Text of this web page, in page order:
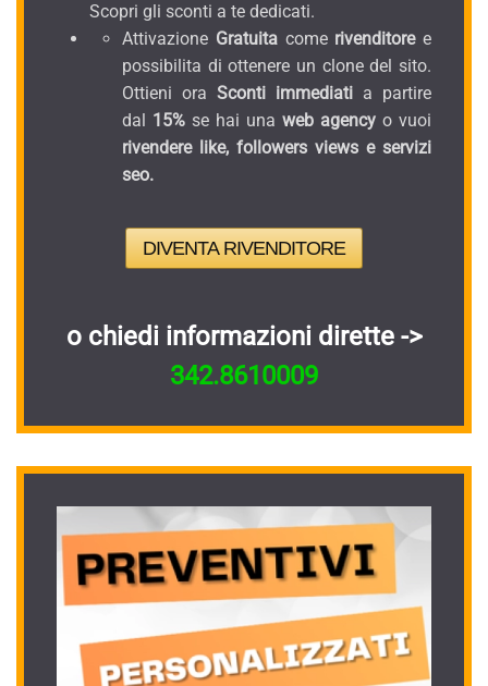
Scopri gli sconti a te dedicati.
Attivazione Gratuitacomerivenditoree
possibilita di ottenere un clone del sito.
Ottieni ora Sconti immediati a partire
dal 15% se hai una web agency o vuoi
rivendere like, followers views e servizi
seo.
DIVENTA RIVENDITORE
o chiedi informazioni dirette ->
342.8610009